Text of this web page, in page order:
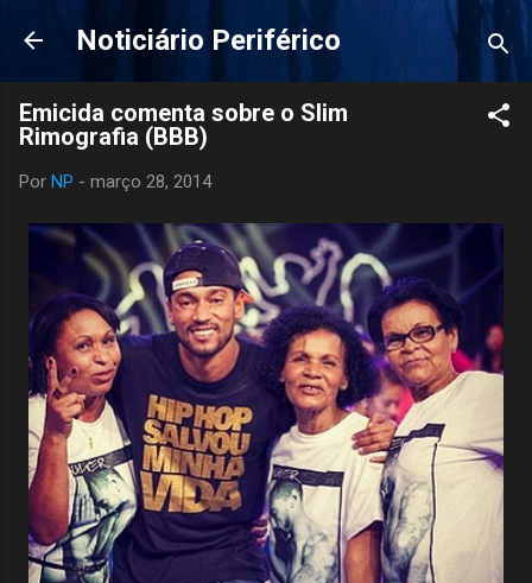
Pular para o conteúdo principal
Noticiário Periférico
Emicida comenta sobre o Slim
Rimografia (BBB)
Por NP - março 28, 2014